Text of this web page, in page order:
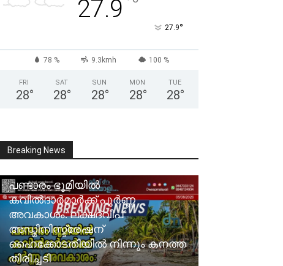
27.9
27.9°
78 % 9.3kmh 100 %
FRI
28°
SAT
28°
SUN
28°
MON
28°
TUE
28°
Breaking News
പണ്ടാരം ഭൂമിയിൽ
കവിൽദാർമാർക്ക് പൂർണ്ണ
അവകാശം: ലക്ഷദ്വീപ്
അഡ്മിനിസ്ട്രേഷന്
ഹൈക്കോടതിയിൽ നിന്നും കനത്ത
തിരിച്ചടി